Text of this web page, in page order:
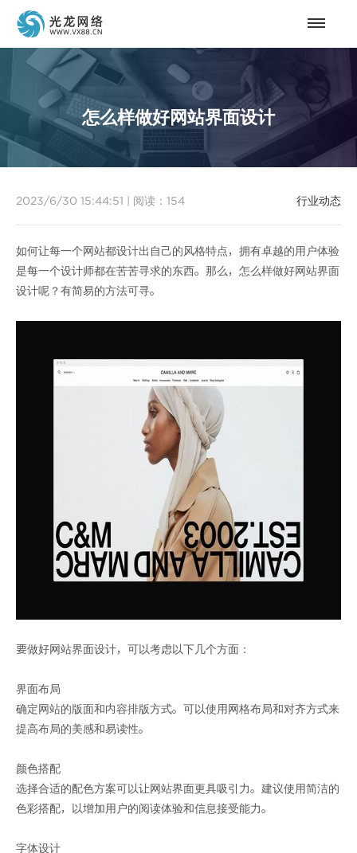
怎么样做好网站界面设计
行业动态
2023/6/30 15:44:51 阅读： 154
如何让每一个网站都设计出自己的风格特点，拥有卓越的用户体验
是每一个设计师都在苦苦寻求的东西。那么，怎么样做好网站界面
设计呢？有简易的方法可寻。
要做好网站界面设计，可以考虑以下几个方面：
界面布局
确定网站的版面和内容排版方式。可以使用网格布局和对齐方式来
提高布局的美感和易读性。
颜色搭配
选择合适的配色方案可以让网站界面更具吸引力。建议使用简洁的
色彩搭配，以增加用户的阅读体验和信息接受能力。
字体设计